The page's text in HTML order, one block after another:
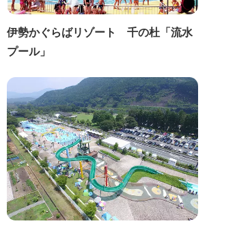
伊勢かぐらばリゾート 千の杜「流水
プール」